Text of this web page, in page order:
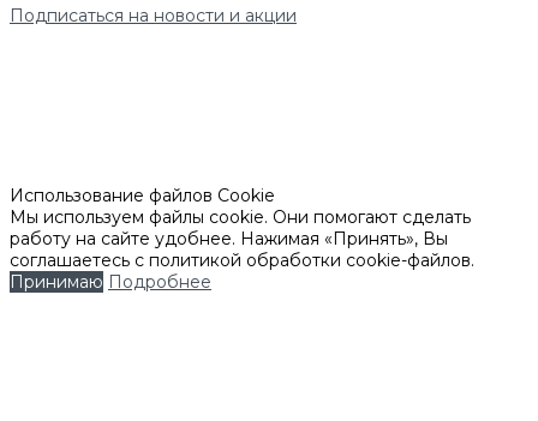
Подписаться на новости и акции
Использование файлов Cookie
Мы используем файлы cookie. Они помогают сделать
работу на сайте удобнее. Нажимая «Принять», Вы
соглашаетесь с политикой обработки cookie-файлов.
Принимаю Подробнее